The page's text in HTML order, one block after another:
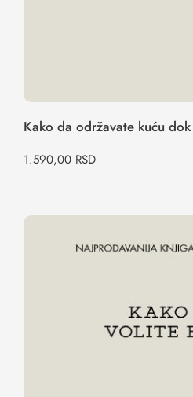
Kako da održavate kuću
1.590,00 RSD